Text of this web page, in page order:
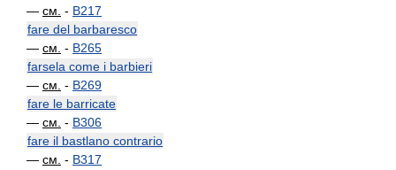
— см. - B217
fare del barbaresco
— см. - B265
farsela come i barbieri
— см. - B269
fare le barricate
— см. - B306
fare il bastlano contrario
— см. - B317